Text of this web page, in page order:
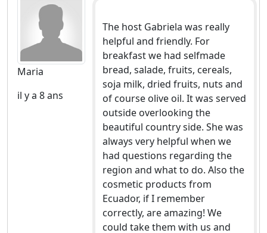
Maria
il y a 8 ans
The host Gabriela was really
helpful and friendly. For
breakfast we had selfmade
bread, salade, fruits, cereals,
soja milk, dried fruits, nuts and
of course olive oil. It was served
outside overlooking the
beautiful country side. She was
always very helpful when we
had questions regarding the
region and what to do. Also the
cosmetic products from
Ecuador, if I remember
correctly, are amazing! We
could take them with us and